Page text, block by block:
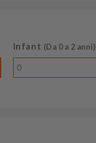
Infant (Da 0 a 2 anni)
0